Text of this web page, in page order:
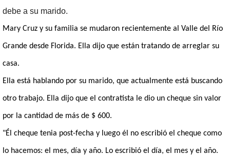
seconds
debe a su marido.
Mary Cruz y su familia se mudaron recientemente al Valle del Río
Grande desde Florida. Ella dijo que están tratando de arreglar su
casa.
Ella está hablando por su marido, que actualmente está buscando
otro trabajo. Ella dijo que el contratista le dio un cheque sin valor
por la cantidad de más de $ 600.
"Él cheque tenia post-fecha y luego él no escribió el cheque como
lo hacemos: el mes, día y año. Lo escribió el día, el mes y el año.